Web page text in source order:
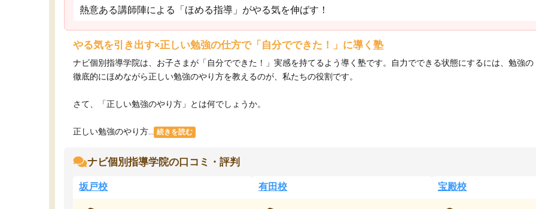
熱意ある講師陣による「ほめる指導」がやる気を伸ばす！
やる気を引き出す×正しい勉強の仕方で「自分でできた！」に導く塾
ナビ個別指導学院は、お子さまが「自分でできた！」実感を持てるよう導く塾です。自力でできる状態にするには、勉強
徹底的にほめながら正しい勉強のやり方を教えるのが、私たちの役割です。
さて、「正しい勉強のやり方」とは何でしょうか。
正しい勉強のやり方... 続きを読む
ナビ個別指導学院の口コミ・評判
坂戸校 有田校 宝殿校